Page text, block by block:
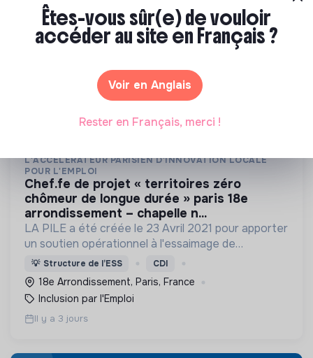
le Ministère de la Transition écologique.
Paris, France Économie circulaire
Il y a 3 jours
L'ACCÉLÉRATEUR PARISIEN D'INNOVATION LOCALE
POUR L'EMPLOI
chef.fe de projet « territoires zéro
chômeur de longue durée » paris 18e
arrondissement – chapelle n...
LA PILE a été créée le 23 Avril 2021 pour apporter
un soutien opérationnel à l'essaimage de
l’expérimentation "Territoires Zéro Chômeur de
Longue Durée" à Paris
💡 Structure de l’ESS CDI
18e Arrondissement, Paris, France
Inclusion par l'Emploi
Il y a 3 jours
Êtes-vous sûr(e) de vouloir
accéder au site en Français ?
Voir en Anglais
Rester en Français, merci !